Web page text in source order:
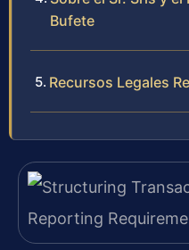
Bufete
Recursos Legales